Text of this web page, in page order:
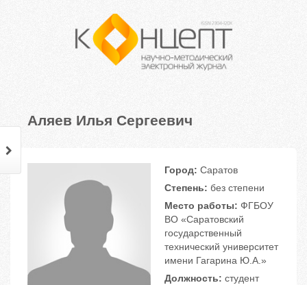
Аляев Илья Сергеевич
Город: Саратов
Степень: без степени
Место работы: ФГБОУ
ВО «Саратовский
государственный
технический университет
имени Гагарина Ю.А.»
Должность: студент